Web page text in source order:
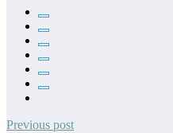
Previous post